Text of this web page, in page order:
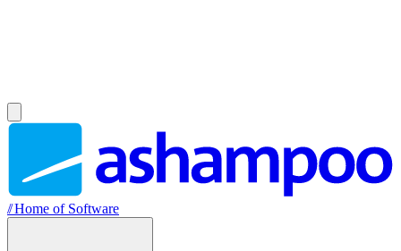
//Home of Software